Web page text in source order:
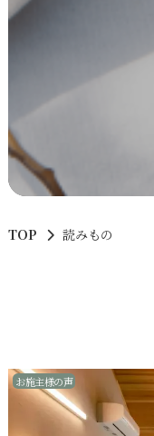
TOP 読みもの
お施主様の声